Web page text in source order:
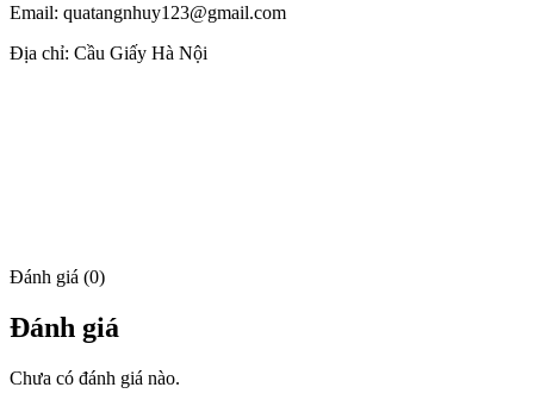
Email: quatangnhuy123@gmail.com
Địa chỉ: Cầu Giấy Hà Nội
Đánh giá (0)
Đánh giá
Chưa có đánh giá nào.